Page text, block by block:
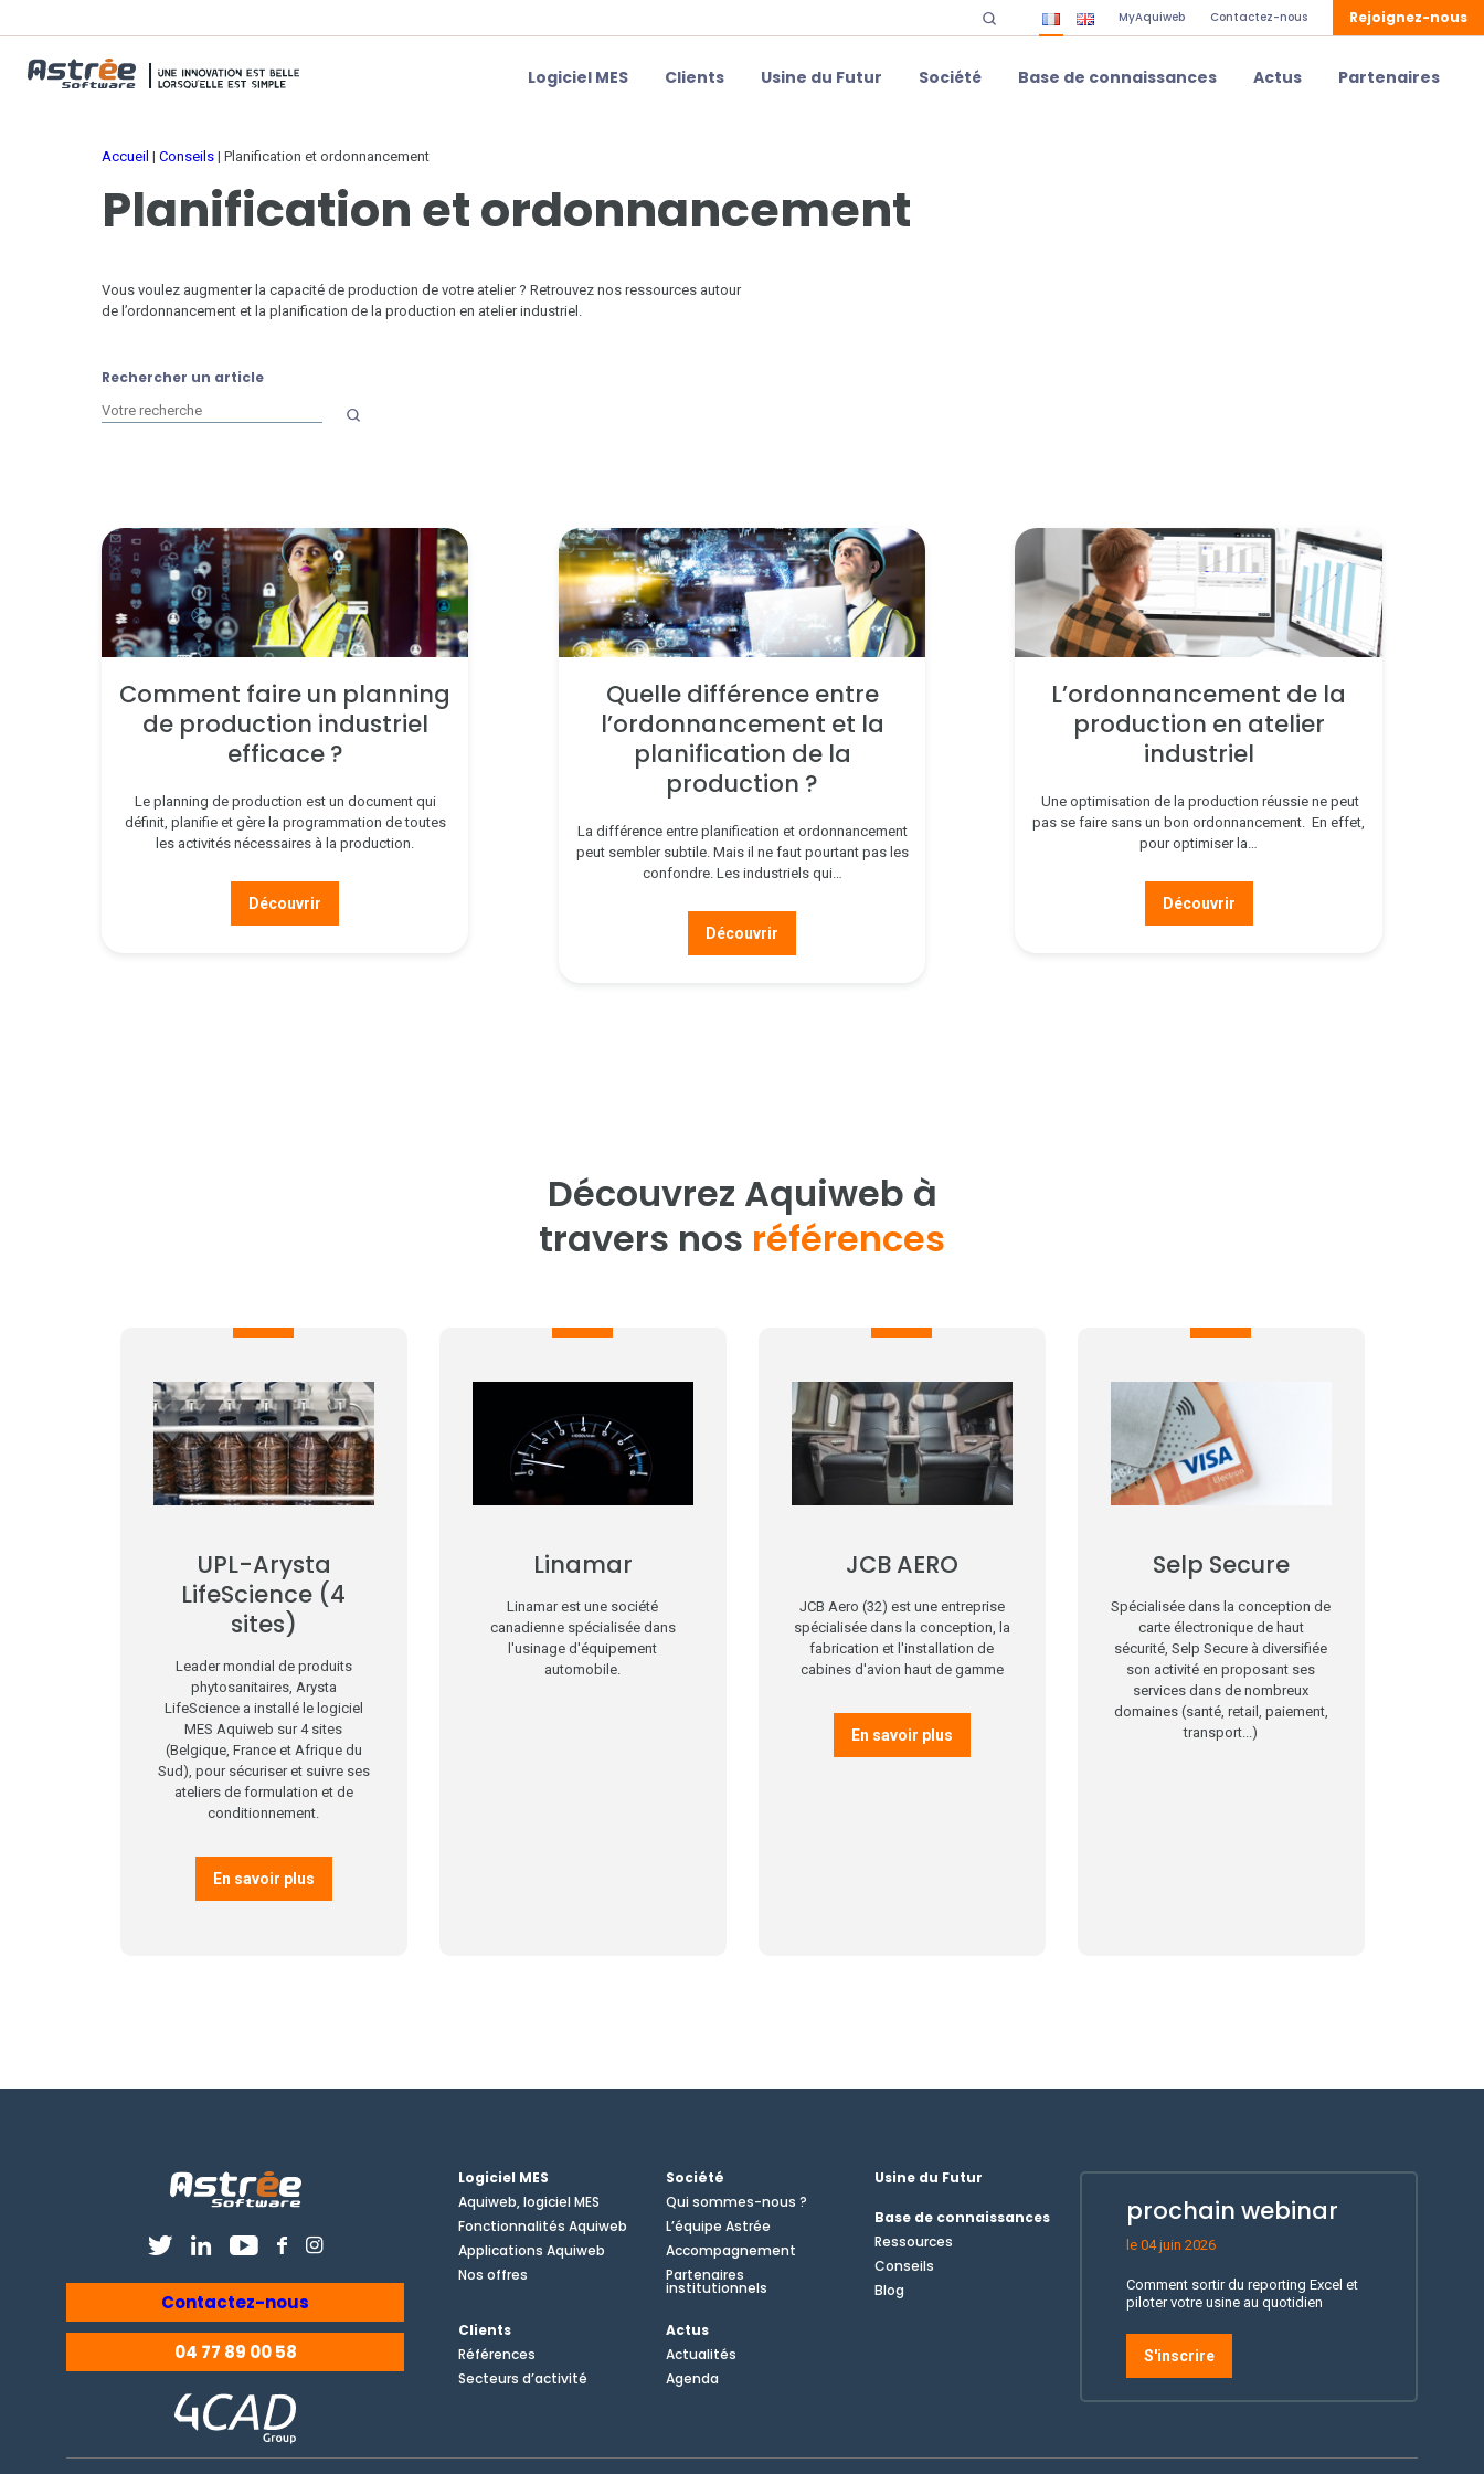
MyAquiweb Contactez-nous Rejoignez-nous
Logiciel MES Clients Usine du Futur Société Base de connaissances Actus Partenaires
Accueil | Conseils | Planification et ordonnancement
Planification et ordonnancement
Vous voulez augmenter la capacité de production de votre atelier ? Retrouvez nos ressources autour
de l’ordonnancement et la planification de la production en atelier industriel.
Rechercher un article
Comment faire un planning
de production industriel
efficace ?
Le planning de production est un document qui
définit, planifie et gère la programmation de toutes
les activités nécessaires à la production.
Découvrir
Quelle différence entre
l’ordonnancement et la
planification de la
production ?
La différence entre planification et ordonnancement
peut sembler subtile. Mais il ne faut pourtant pas les
confondre. Les industriels qui…
Découvrir
L’ordonnancement de la
production en atelier
industriel
Une optimisation de la production réussie ne peut
pas se faire sans un bon ordonnancement. En effet,
pour optimiser la…
Découvrir
Découvrez Aquiweb à
travers nos références
UPL-Arysta
LifeScience (4
sites)
Leader mondial de produits
phytosanitaires, Arysta
LifeScience a installé le logiciel
MES Aquiweb sur 4 sites
(Belgique, France et Afrique du
Sud), pour sécuriser et suivre ses
ateliers de formulation et de
conditionnement.
En savoir plus
Linamar
Linamar est une société
canadienne spécialisée dans
l'usinage d'équipement
automobile.
JCB AERO
JCB Aero (32) est une entreprise
spécialisée dans la conception, la
fabrication et l'installation de
cabines d'avion haut de gamme
En savoir plus
Selp Secure
Spécialisée dans la conception de
carte électronique de haut
sécurité, Selp Secure à diversifiée
son activité en proposant ses
services dans de nombreux
domaines (santé, retail, paiement,
transport...)
Contactez-nous
04 77 89 00 58
Logiciel MES
Aquiweb, logiciel MES
Fonctionnalités Aquiweb
Applications Aquiweb
Nos offres
Société
Qui sommes-nous ?
L’équipe Astrée
Accompagnement
Partenaires
institutionnels
Usine du Futur
Base de connaissances
Ressources
Conseils
Blog
Clients
Références
Secteurs d’activité
Actus
Actualités
Agenda
prochain webinar
le 04 juin 2026
Comment sortir du reporting Excel et
piloter votre usine au quotidien
S'inscrire